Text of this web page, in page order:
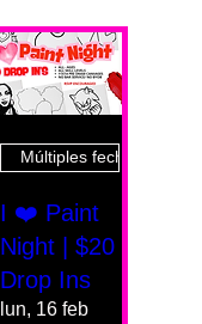
Múltiples fechas
I ❤️ Paint
Night | $20
Drop Ins
lun, 16 feb